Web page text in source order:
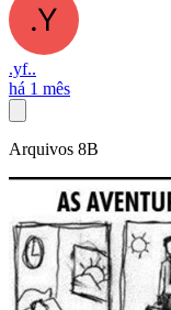
.yf..
há 1 mês
Arquivos 8B